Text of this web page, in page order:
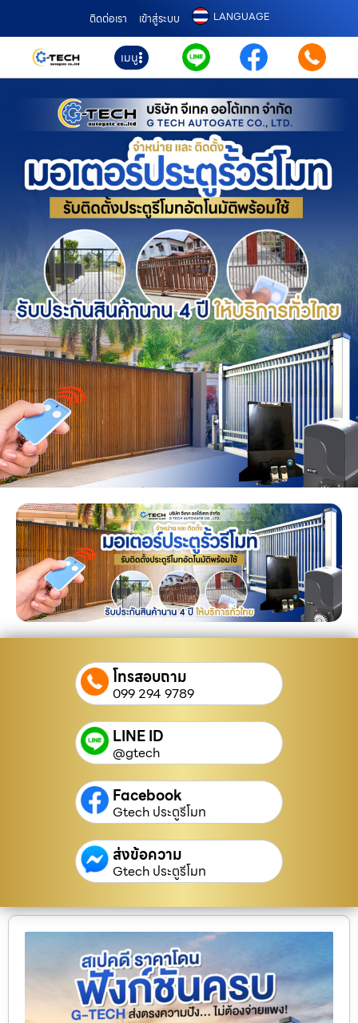
ติดต่อเรา เข้าสู่ระบบ LANGUAGE
เมนู
โทรสอบถาม
099 294 9789
LINE ID
@gtech
Facebook
Gtech ประตูรีโมท
ส่งข้อความ
Gtech ประตูรีโมท